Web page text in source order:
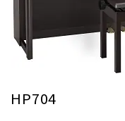
HP704